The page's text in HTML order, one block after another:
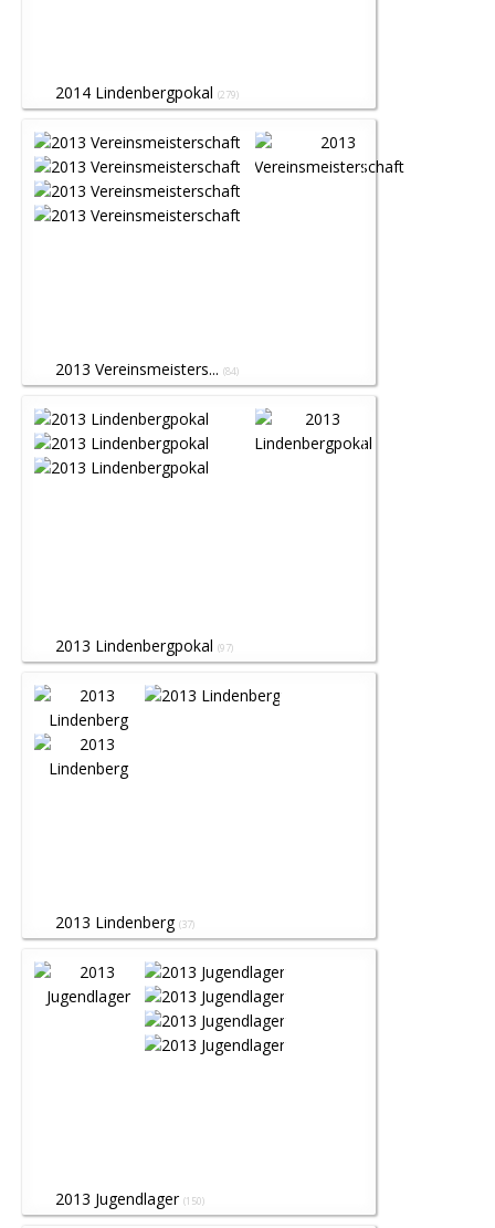
2014 Lindenbergpokal (279)
2013 Vereinsmeisters... (84)
2013 Lindenbergpokal (97)
2013 Lindenberg (37)
2013 Jugendlager (150)